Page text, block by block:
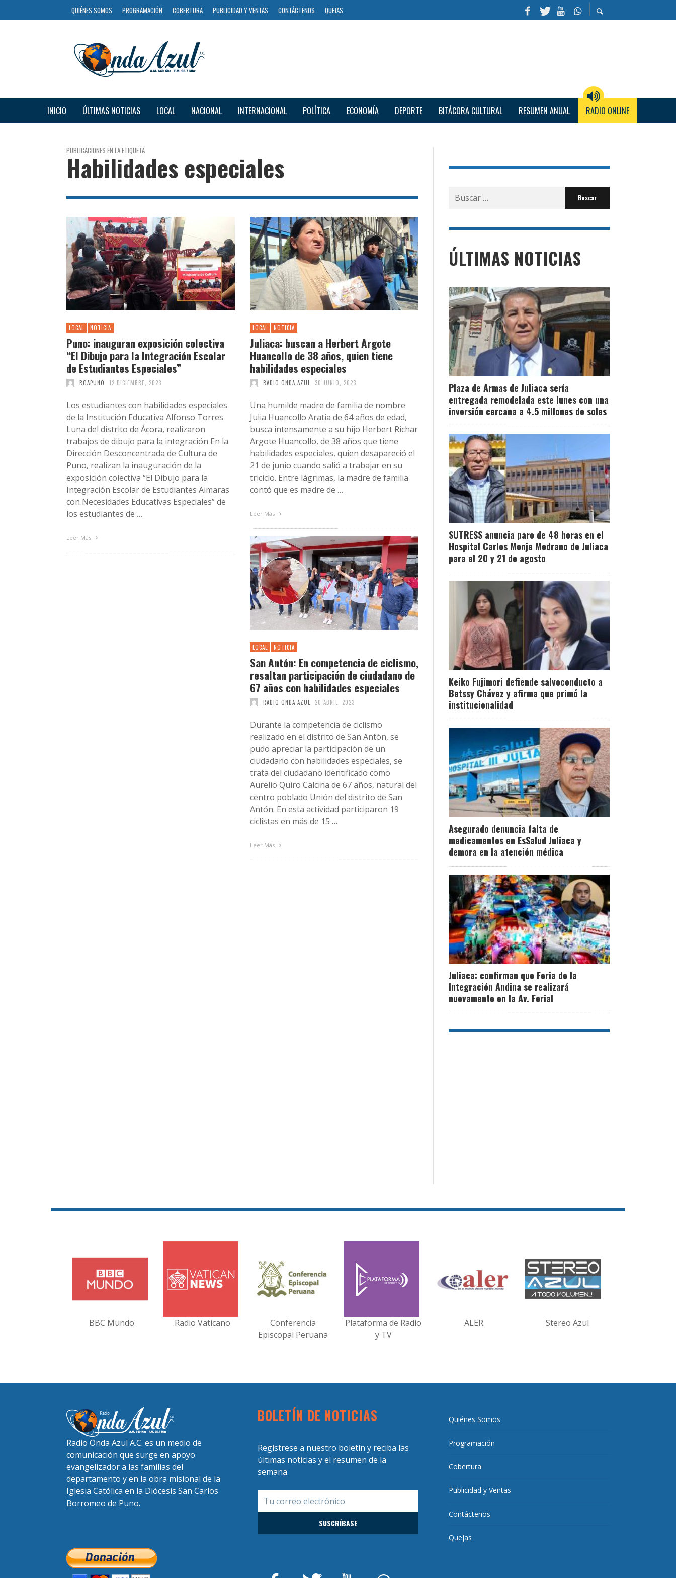
QUIÉNES SOMOS PROGRAMACIÓN COBERTURA PUBLICIDAD Y VENTAS CONTÁCTENOS QUEJAS
INICIO ÚLTIMAS NOTICIAS LOCAL NACIONAL INTERNACIONAL POLÍTICA ECONOMÍA DEPORTE BITÁCORA CULTURAL RESUMEN ANUAL RADIO ONLINE
PUBLICACIONES EN LA ETIQUETA
Habilidades especiales
LOCAL NOTICIA
Puno: inauguran exposición colectiva
“El Dibujo para la Integración Escolar
de Estudiantes Especiales”
ROAPUNO 12 DICIEMBRE, 2023
Los estudiantes con habilidades especiales
de la Institución Educativa Alfonso Torres
Luna del distrito de Ácora, realizaron
trabajos de dibujo para la integración En la
Dirección Desconcentrada de Cultura de
Puno, realizan la inauguración de la
exposición colectiva “El Dibujo para la
Integración Escolar de Estudiantes Aimaras
con Necesidades Educativas Especiales” de
los estudiantes de …
Leer Más
LOCAL NOTICIA
Juliaca: buscan a Herbert Argote
Huancollo de 38 años, quien tiene
habilidades especiales
RADIO ONDA AZUL 30 JUNIO, 2023
Una humilde madre de familia de nombre
Julia Huancollo Aratia de 64 años de edad,
busca intensamente a su hijo Herbert Richar
Argote Huancollo, de 38 años que tiene
habilidades especiales, quien desapareció el
21 de junio cuando salió a trabajar en su
triciclo. Entre lágrimas, la madre de familia
contó que es madre de …
Leer Más
LOCAL NOTICIA
San Antón: En competencia de ciclismo,
resaltan participación de ciudadano de
67 años con habilidades especiales
RADIO ONDA AZUL 20 ABRIL, 2023
Durante la competencia de ciclismo
realizado en el distrito de San Antón, se
pudo apreciar la participación de un
ciudadano con habilidades especiales, se
trata del ciudadano identificado como
Aurelio Quiro Calcina de 67 años, natural del
centro poblado Unión del distrito de San
Antón. En esta actividad participaron 19
ciclistas en más de 15 …
Leer Más
Buscar
por:
ÚLTIMAS NOTICIAS
Plaza de Armas de Juliaca sería
entregada remodelada este lunes con una
inversión cercana a 4.5 millones de soles
SUTRESS anuncia paro de 48 horas en el
Hospital Carlos Monje Medrano de Juliaca
para el 20 y 21 de agosto
Keiko Fujimori defiende salvoconducto a
Betssy Chávez y afirma que primó la
institucionalidad
Asegurado denuncia falta de
medicamentos en EsSalud Juliaca y
demora en la atención médica
Juliaca: confirman que Feria de la
Integración Andina se realizará
nuevamente en la Av. Ferial
BBC Mundo Radio Vaticano
Conferencia
Episcopal Peruana
Plataforma de Radio
y TV
ALER Stereo Azul
Radio Onda Azul A.C. es un medio de
comunicación que surge en apoyo
evangelizador a las familias del
departamento y en la obra misional de la
Iglesia Católica en la Diócesis San Carlos
Borromeo de Puno.
BOLETÍN DE NOTICIAS
Regístrese a nuestro boletín y reciba las
últimas noticias y el resumen de la
semana.
Quiénes Somos
Programación
Cobertura
Publicidad y Ventas
Contáctenos
Quejas